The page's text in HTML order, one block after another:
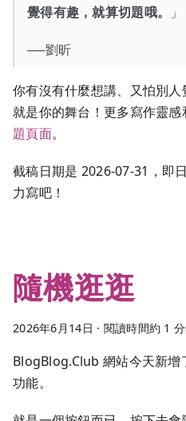
覺得有趣，就算切題哦。
」
──劉昕
你有沒有什麼想講、又怕別
就是你的舞台！更多寫作靈
題頁面。
截稿日期是 2026-07-31，即
力寫吧！
隨機逛逛
2026年6月14日 · 閱讀時間約 1
BlogBlog.Club 網站今天新增
功能。